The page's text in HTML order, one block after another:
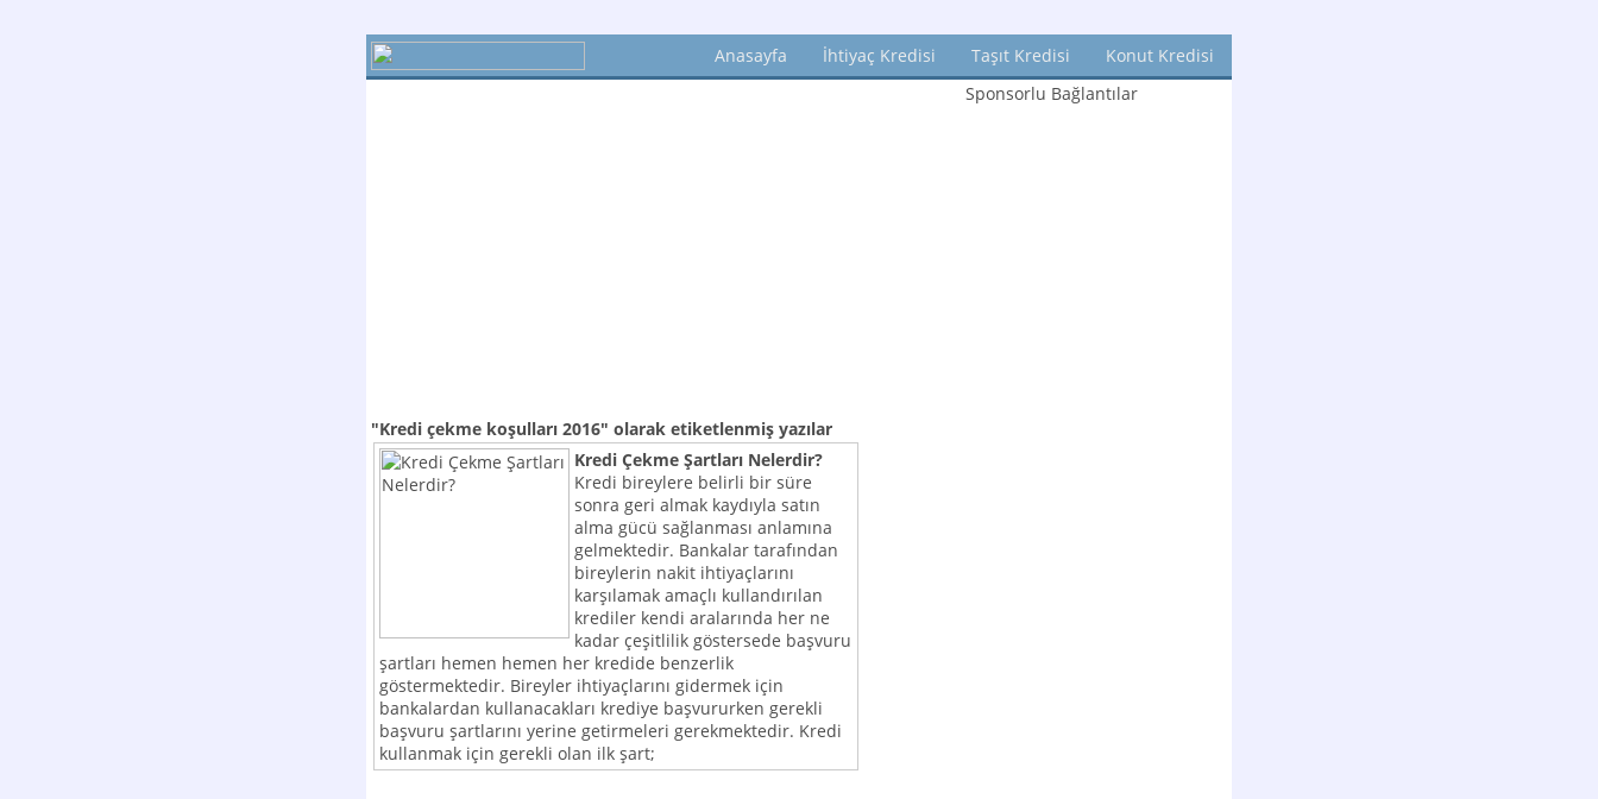
Anasayfa İhtiyaç Kredisi Taşıt Kredisi Konut Kredisi
"Kredi çekme koşulları 2016" olarak etiketlenmiş yazılar
Kredi Çekme Şartları Nelerdir?
Kredi bireylere belirli bir süre
sonra geri almak kaydıyla satın
alma gücü sağlanması anlamına
gelmektedir. Bankalar tarafından
bireylerin nakit ihtiyaçlarını
karşılamak amaçlı kullandırılan
krediler kendi aralarında her ne
kadar çeşitlilik göstersede başvuru
şartları hemen hemen her kredide benzerlik
göstermektedir. Bireyler ihtiyaçlarını gidermek için
bankalardan kullanacakları krediye başvururken gerekli
başvuru şartlarını yerine getirmeleri gerekmektedir. Kredi
kullanmak için gerekli olan ilk şart;
Sponsorlu Bağlantılar